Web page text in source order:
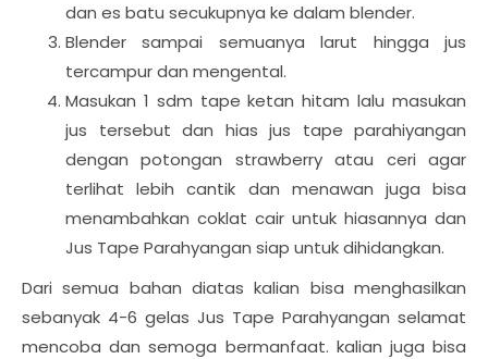
dan es batu secukupnya ke dalam blender.
Blender sampai semuanya larut hingga jus
tercampur dan mengental.
Masukan 1 sdm tape ketan hitam lalu masukan
jus tersebut dan hias jus tape parahiyangan
dengan potongan strawberry atau ceri agar
terlihat lebih cantik dan menawan juga bisa
menambahkan coklat cair untuk hiasannya dan
Jus Tape Parahyangan siap untuk dihidangkan.
Dari semua bahan diatas kalian bisa menghasilkan
sebanyak 4-6 gelas Jus Tape Parahyangan selamat
mencoba dan semoga bermanfaat. kalian juga bisa